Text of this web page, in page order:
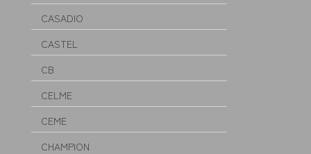
CASADIO
CASTEL
CB
CELME
CEME
CHAMPION